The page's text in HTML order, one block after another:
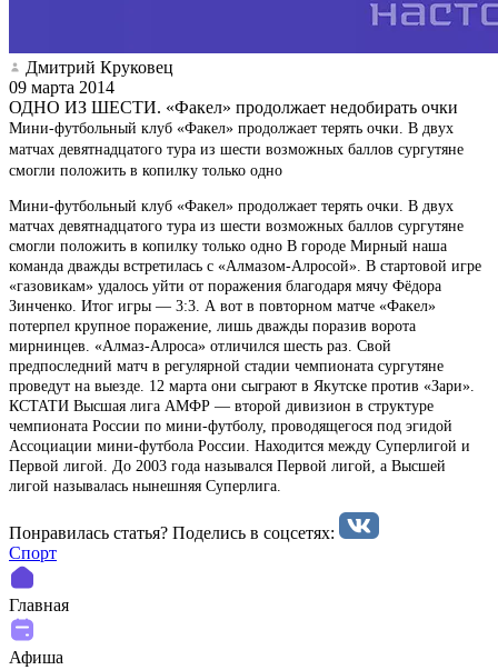
Дмитрий Круковец
09 марта 2014
ОДНО ИЗ ШЕСТИ. «Факел» продолжает недобирать очки
Мини-футбольный клуб «Факел» продолжает терять очки. В двух
матчах девятнадцатого тура из шести возможных баллов сургутяне
смогли положить в копилку только одно
Мини-футбольный клуб «Факел» продолжает терять очки. В двух
матчах девятнадцатого тура из шести возможных баллов сургутяне
смогли положить в копилку только одно В городе Мирный наша
команда дважды встретилась с «Алмазом-Алросой». В стартовой игре
«газовикам» удалось уйти от поражения благодаря мячу Фёдора
Зинченко. Итог игры — 3:3. А вот в повторном матче «Факел»
потерпел крупное поражение, лишь дважды поразив ворота
мирнинцев. «Алмаз-Алроса» отличился шесть раз. Свой
предпоследний матч в регулярной стадии чемпионата сургутяне
проведут на выезде. 12 марта они сыграют в Якутске против «Зари».
КСТАТИ Высшая лига АМФР — второй дивизион в структуре
чемпионата России по мини-футболу, проводящегося под эгидой
Ассоциации мини-футбола России. Находится между Суперлигой и
Первой лигой. До 2003 года назывался Первой лигой, а Высшей
лигой называлась нынешняя Суперлига.
Понравилась статья? Поделиcь в соцсетях:
Спорт
Главная
Афиша